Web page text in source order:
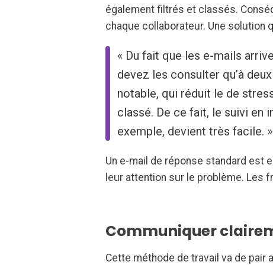
également filtrés et classés.
chaque collaborateur. Une solution
« Du fait que les e-mails
devez les consulter qu’à
notable, qui réduit le de
classé. De ce fait, le suivi en
exemple, devient très facile. »
Un e-mail de réponse standard est
leur attention sur le problème. Les
Communiquer
Cette méthode de travail va de pair